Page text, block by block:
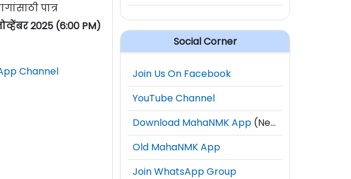
पात्र
2025 (6:00 PM)
Channel
Social Corner
Join Us On Facebook
YouTube Channel
Download MahaNMK App (New)
Old MahaNMK App
Join WhatsApp Group